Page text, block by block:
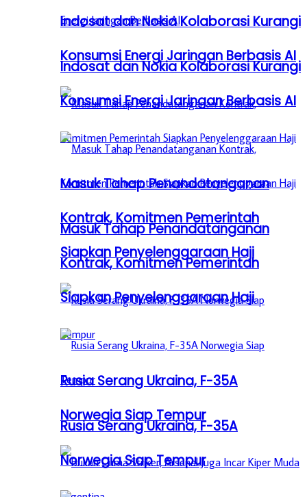
Indosat dan Nokia Kolaborasi Kurangi
Konsumsi Energi Jaringan Berbasis AI
Masuk Tahap Penandatanganan
Kontrak, Komitmen Pemerintah
Siapkan Penyelenggaraan Haji
Rusia Serang Ukraina, F-35A
Norwegia Siap Tempur
Indosat dan Nokia Kolaborasi Kurangi
Konsumsi Energi Jaringan Berbasis AI
Masuk Tahap Penandatanganan
Kontrak, Komitmen Pemerintah
Siapkan Penyelenggaraan Haji
Rusia Serang Ukraina, F-35A
Norwegia Siap Tempur